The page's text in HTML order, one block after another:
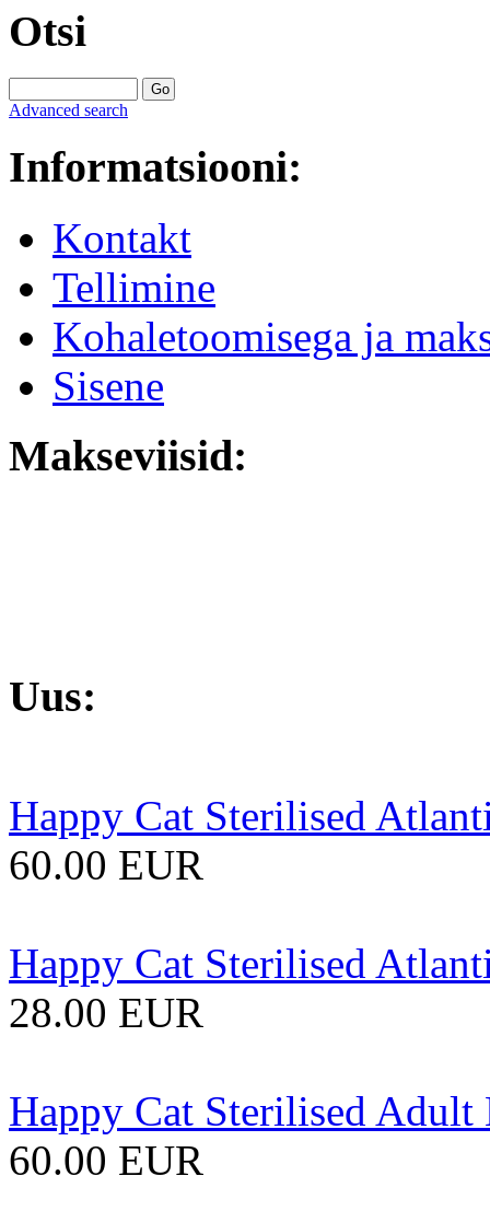
Otsi
Advanced search
Informatsiooni:
Kontakt
Tellimine
Kohaletoomisega ja
Sisene
Makseviisid:
Uus:
Happy Cat Sterilised
60.00 EUR
Happy Cat Sterilised
28.00 EUR
Happy Cat Sterilised
60.00 EUR